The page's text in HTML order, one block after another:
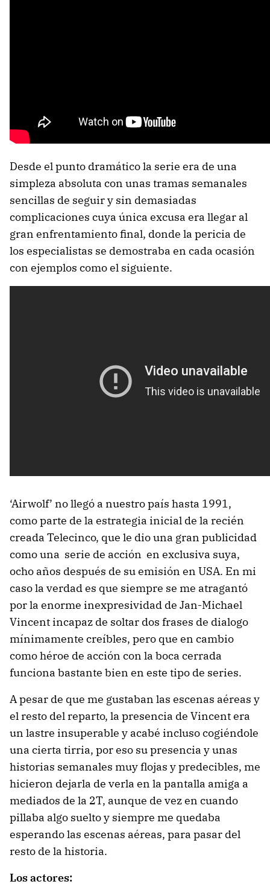
Desde el punto dramático la serie era de una
simpleza absoluta con unas tramas semanales
sencillas de seguir y sin demasiadas
complicaciones cuya única excusa era llegar al
gran enfrentamiento final, donde la pericia de
los especialistas se demostraba en cada ocasión
con ejemplos como el siguiente.
‘Airwolf’ no llegó a nuestro país hasta 1991,
como parte de la estrategia inicial de la recién
creada Telecinco, que le dio una gran publicidad
como una serie de acción en exclusiva suya,
ocho años después de su emisión en USA. En mi
caso la verdad es que siempre se me atragantó
por la enorme inexpresividad de Jan-Michael
Vincent incapaz de soltar dos frases de dialogo
mínimamente creíbles, pero que en cambio
como héroe de acción con la boca cerrada
funciona bastante bien en este tipo de series.
A pesar de que me gustaban las escenas aéreas y
el resto del reparto, la presencia de Vincent era
un lastre insuperable y acabé incluso cogiéndole
una cierta tirria, por eso su presencia y unas
historias semanales muy flojas y predecibles, me
hicieron dejarla de verla en la pantalla amiga a
mediados de la 2T, aunque de vez en cuando
pillaba algo suelto y siempre me quedaba
esperando las escenas aéreas, para pasar del
resto de la historia.
Los actores: